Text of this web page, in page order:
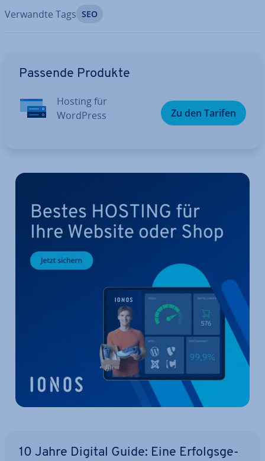
Verwandte Tags SEO
Passende Produkte
Hosting für
WordPress
Zu den Tarifen
10 Jahre Digital Guide: Eine Er­folgs­ge­